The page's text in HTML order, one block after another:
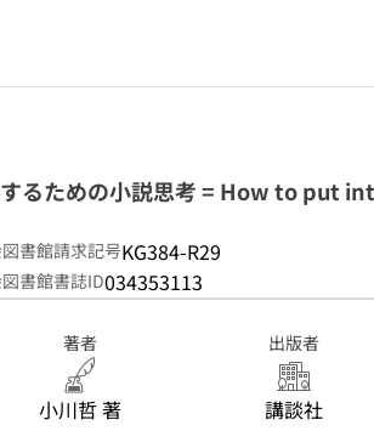
へのリンク
るための小説思考 = How to put
書館請求記号KG384-R29
書館書誌ID034353113
著者
小川哲 著
出版者
講談社